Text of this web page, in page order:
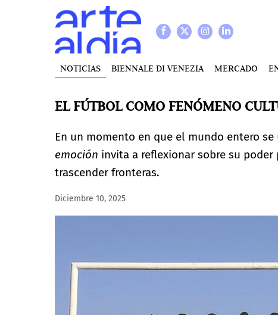
NOTICIAS BIENNALE DI VENEZIA MERCADO
EL FÚTBOL COMO FENÓMENO
En un momento en que el mundo entero
emoción invita a reflexionar sobre su
trascender fronteras.
Diciembre 10, 2025